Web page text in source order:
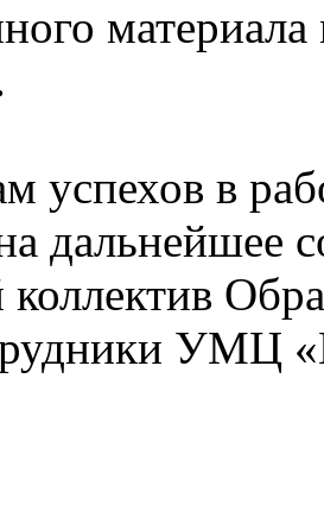
успехов в
дальнейшее
УМЦ